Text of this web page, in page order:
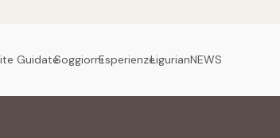
GuidateSoggiorniEsperienzeLigurianNEWS